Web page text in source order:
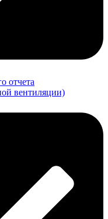
отчета
вентиляции)